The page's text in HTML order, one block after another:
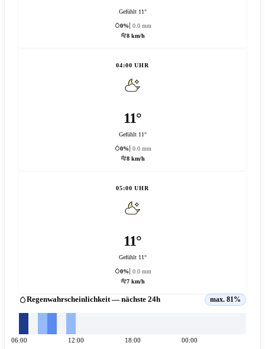
Gefühlt 11°
0%
0.0 mm
8 km/h
04:00 UHR
11°
Gefühlt 11°
0%
0.0 mm
8 km/h
05:00 UHR
11°
Gefühlt 11°
0%
0.0 mm
7 km/h
Regenwahrscheinlichkeit — nächste 24h max. 81%
06:00 12:00 18:00 00:00